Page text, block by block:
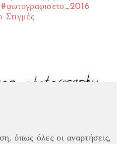
#φωτογραφισετο_2016
Στιγμές
όπως όλες οι αναρτήσεις,